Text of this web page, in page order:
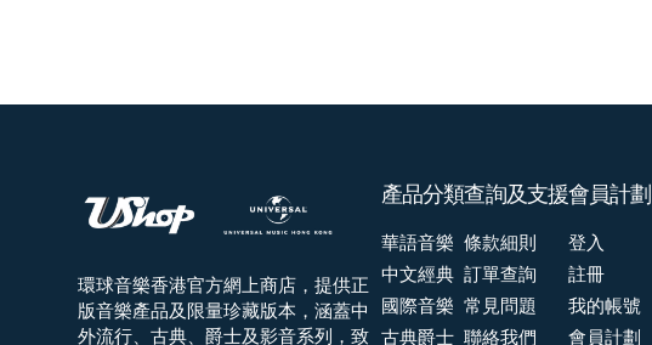
環球音樂香港官方網上商店，提供正
版音樂產品及限量珍藏版本，涵蓋中
外流行、古典、爵士及影音系列，致
產品分類
華語音樂
中文經典
國際音樂
古典爵士
查詢及支援
條款細則
訂單查詢
常見問題
聯絡我們
會員計劃
登入
註冊
我的帳號
會員計劃